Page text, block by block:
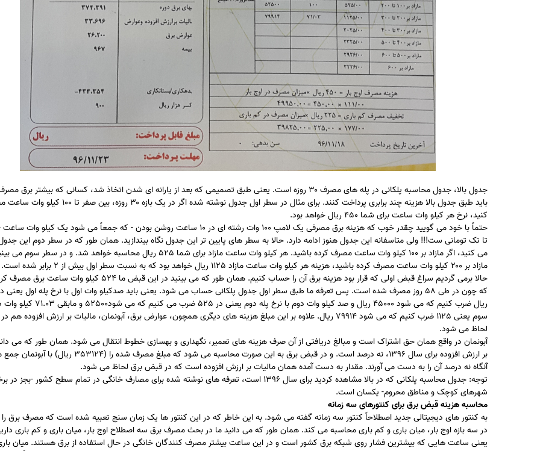
جدول بالا، جدول محاسبه پلکانی در پله های مصرف ۳۰ روزه است. یعنی طبق تصمیمی که بعد از یارانه ای شدن اتخاذ شد، کسانی که بیشتر برق
باید طبق جدول بالا هزینه چند برابری پرداخت کنند. برای مثال در سطر اول جدول نوشته شده اگر در یک بازه ۳۰
کنید، نرخ هر کیلو وات ساعت برای شما 450 ریال خواهد بود.
تا تک تومانی ست!!! ولی متاسفانه این جدول هنوز ادامه دارد. حالا به سطر های پایین تر این جدول نگاه بیندازید. همان طور که در سطر دوم این
می کنید، اگر مازاد بر ۱۰۰ کیلو وات ساعت مصرف کرده باشید. هر کیلو وات ساعت مازاد برای شما 525 ریال محاسبه خواهد شد. و
مازاد بر ۲۰۰ کیلو وات ساعت مصرف کرده باشید، هزینه هر کیلو وات ساعت مازاد 1125 ریال خواهد بود که به نسبت سطر اول بیش از ۲ برابر شده است.
حالا برمی گردیم سراغ قبض اولی که قرار بود هزینه برق آن را حساب کنیم. همان طور که می بینید در این قبض ما 524
ریال ضرب کنیم که می شود 45000 ریال و صد کیلو وات دوم با نرخ پله
سوم یعنی 1125 ضرب کنیم که می شود 79914 ریال. علاوه بر این مبلغ هزینه های دیگری همچون، عوارض برق، آبونمان، مالیات بر ارزش افزوده
لحاظ می شود.
آبونمان در واقع همان حق اشتراک است و مبالغ دریافتی از آن صرف هزینه های تعمیر، نگهداری و بهسازی خطوط انتقال می شود. همان طور که می
بر ارزش افزوده برای سال 1396، نه درصد است. و در قبض برق به این صورت محاسبه می شود که مبلغ
آنگاه نه درصد آن را به دست می آورند. مقدار به دست آمده همان مالیات بر ارزش افزوده است که در قبض برق لحاظ می شود.
توجه: جدول محاسبه پلکانی که در بالا مشاهده کردید برای سال 1396 است، تعرفه های نوشته شده برای مصارف خانگی در تمام سطح کشور -بجز
شهرهای کوچک و مناطق محروم- یکسان است.
محاسبه هزینه قبض برق برای کنتورهای سه زمانه
به کنتور های دیجیتالی جدید اصطلاحاً کنتور سه زمانه گفته می شود. به این خاطر که در این کنتور ها یک زمان سنج تعبیه شده است که مصرف برق
در سه بازه اوج بار، میان باری و کم باری محاسبه می کند. همان طور که می دانید ما در بحث مصرف برق سه اصطلاح اوج بار، میان باری و کم باری
یعنی ساعت هایی که بیشترین فشار روی شبکه برق کشور است و در این ساعت بیشتر مصرف کنندگان خانگی در حال استفاده از برق هستند. میان